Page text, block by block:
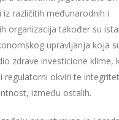
iz različitih međunarodnih i
organizacija također su
upravljanja koja
zdrave investicione klime,
regulatorni okviri te
između ostalih.